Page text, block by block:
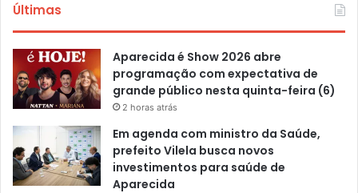
Últimas
Aparecida é Show 2026 abre
programação com expectativa de
grande público nesta quinta-feira (6)
2 horas atrás
Em agenda com ministro da Saúde,
prefeito Vilela busca novos
investimentos para saúde de
Aparecida